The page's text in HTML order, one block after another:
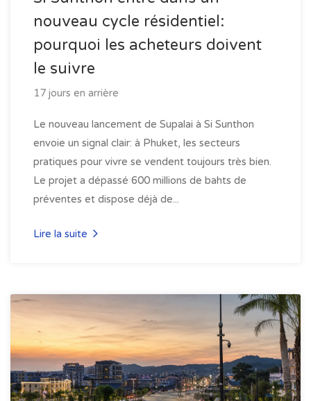
nouveau cycle résidentiel:
pourquoi les acheteurs doivent
le suivre
17 jours en arrière
Le nouveau lancement de Supalai à Si Sunthon
envoie un signal clair: à Phuket, les secteurs
pratiques pour vivre se vendent toujours très bien.
Le projet a dépassé 600 millions de bahts de
préventes et dispose déjà de...
Lire la suite